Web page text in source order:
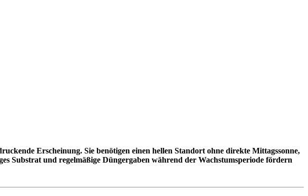
Erscheinung. Sie benötigen einen hellen Standort ohne direkte Mittagssonne,
Substrat und regelmäßige Düngergaben während der Wachstumsperiode fördern